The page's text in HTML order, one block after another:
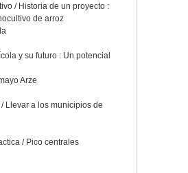
/ Historia de un proyecto :
de arroz
y su futuro : Un potencial
Arze
/ Llevar a los municipios de
/ Pico centrales